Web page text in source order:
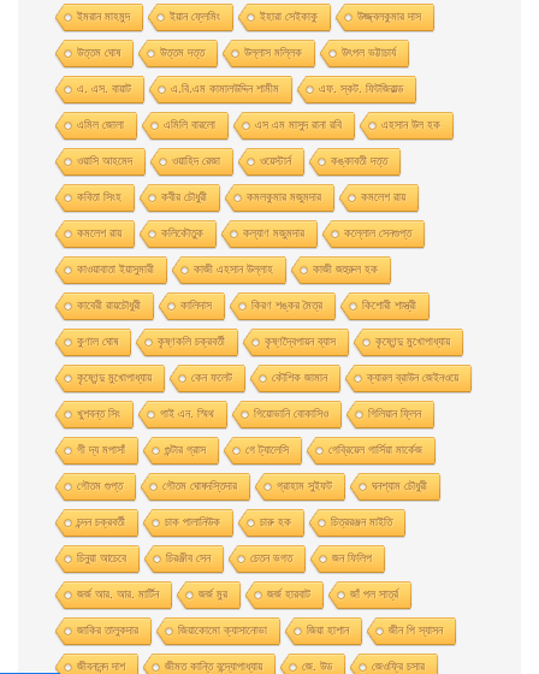
ইমরান মাহমুদ ইয়ান ফ্লেমিং ইহারা সেইকাকু উজ্জ্বলকুমার দাস
উত্তম ঘােষ উত্তম দত্ত উল্লাস মল্লিক উৎপল ভট্টাচার্য
এ. এস. বায়াট এ.বি.এম কামালউদ্দিন শামীম এফ. স্কট. ফিটজিরাল্ড
এমিল জোলা এমিলি বারলো এস এম মাসুদ রানা রবি এহসান উল হক
ওয়াসি আহমেদ ওয়াহিদ রেজা ওয়েস্টার্ন কঙ্কাবতী দত্ত
কবিতা সিংহ কবীর চৌধুরী কমলকুমার মজুমদার কমলেশ রায়
কমলেশ রায় কলিকৌতুক কল্যাণ মজুমদার কল্লোল সেনগুপ্ত
কাওয়াবাতা ইয়াসুমারী কাজী এহসান উল্লাহ কাজী জহুরুল হক
কাবেরী রায়চৌধুরী কালিদাস কিরণ শঙ্কর মৈত্র কিশোরী শাস্ত্রী
কুণাল ঘোষ কৃষ্ণকলি চক্রবর্তী কৃষ্ণদ্বৈপায়ন ব্যাস কৃষ্ণেন্দু মুখােপাধ্যায়
কৃষ্ণেন্দু মুখোপাধ্যায় কেন ফলেট কৌশিক জামান ক্যারল ব্রাউন জেইনওয়ে
খুশবন্ত সিং গাই এন. স্মিথ গিয়ােভানি বােকাসিও গিলিয়ান ফ্লিন
গী দ্য মপাসাঁ গুন্টার গ্রাস গে ট্যালেসি গেব্রিয়েল গার্সিয়া মার্কেজ
গৌতম গুপ্ত গৌতম ঘোষদস্তিদার গ্রাহাম সুইফট ঘনশ্যাম চৌধুরী
চন্দন চক্রবর্তী চাক পালানিউক চারু হক চিত্ররঞ্জন মাইতি
চিনুয়া আচেবে চিরঞ্জীব সেন চেতন ভগত জন ফিলিপ
জর্জ আর. আর. মার্টিন জর্জ মুর জর্জ হারবাট জাঁ পল সার্ত্র
জাকির তালুকদার জিয়াকোমাে ক্যাসানােভা জিয়া হাশান জীন পি স্যাসন
জীবনানন্দ দাশ জীমত কান্তি বন্দ্যোপাধ্যায় জে. উড জেওফ্রি চসার